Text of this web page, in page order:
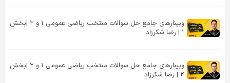
وبینارهای جامع حل سوالات منتخب ریاضی عمومی ۱ و ۲ |بخش
۱ | رضا شکرزاد
وبینارهای جامع حل سوالات منتخب ریاضی عمومی ۱ و ۲ |بخش
۲ | رضا شکرزاد